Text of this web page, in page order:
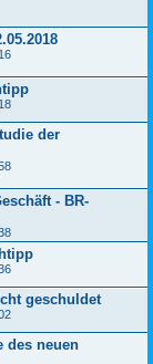
der
- BR-
geschuldet
des neuen